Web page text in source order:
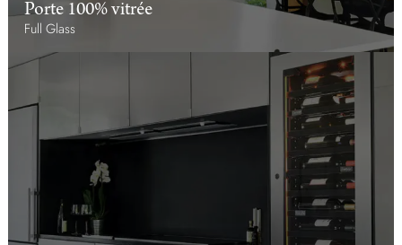
Porte 100% vitrée
Full Glass